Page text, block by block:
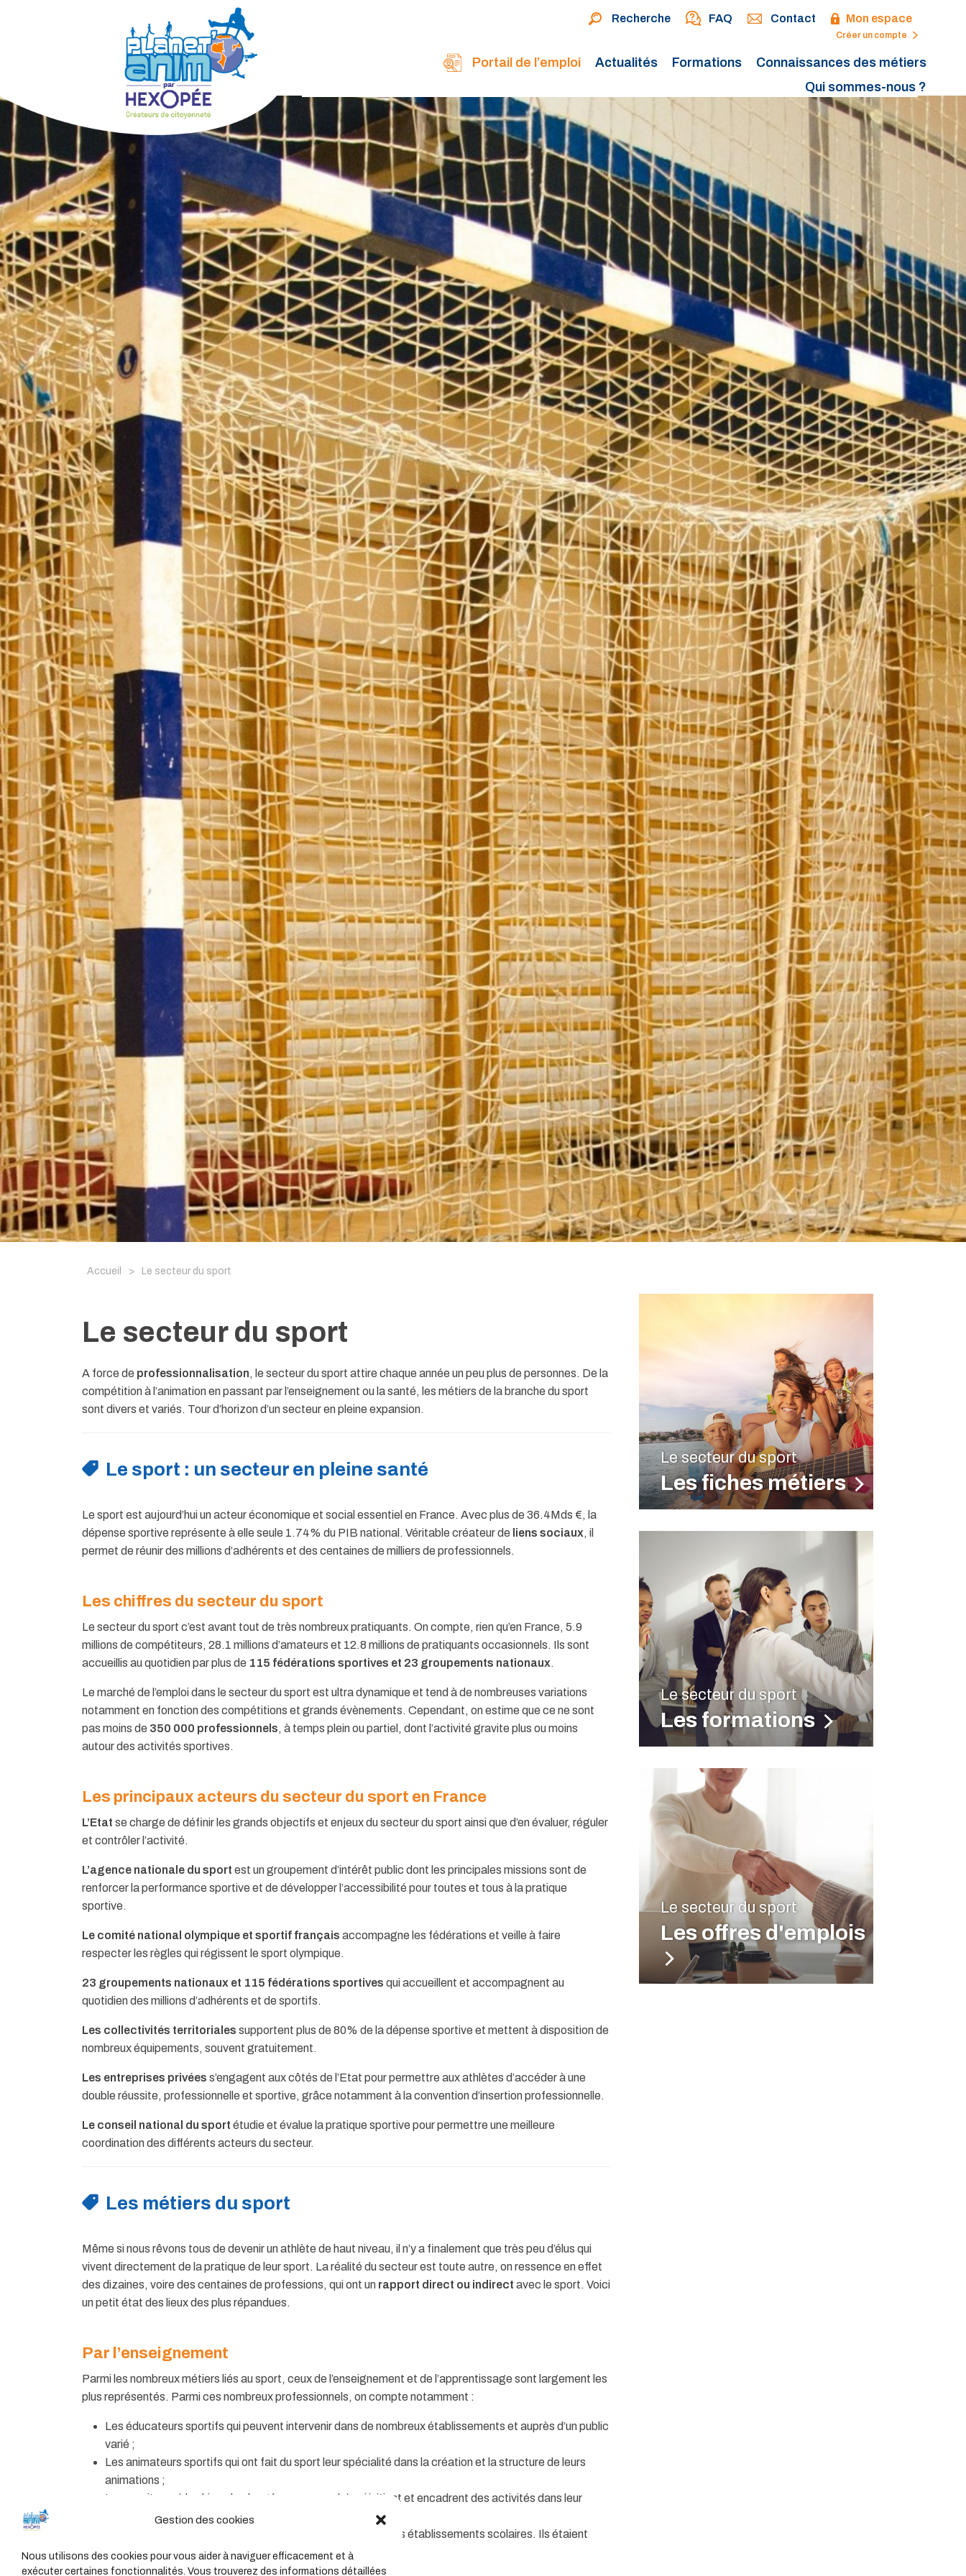
Gestion des cookies
Nous utilisons des cookies pour vous aider à naviguer efficacement et à
exécuter certaines fonctionnalités. Vous trouverez des informations détaillées
Recherche FAQ Contact Mon espace
Créer un compte
Portail de l’emploi Actualités Formations
Connaissances des métiers
Qui sommes-nous ?
Accueil > Le secteur du sport
Le secteur du sport
A force de professionnalisation, le secteur du sport attire chaque année un peu plus de personnes. De la
compétition à l’animation en passant par l’enseignement ou la santé, les métiers de la branche du sport
sont divers et variés. Tour d’horizon d’un secteur en pleine expansion.
Le sport : un secteur en pleine santé
Le sport est aujourd’hui un acteur économique et social essentiel en France. Avec plus de 36.4Mds €, la
dépense sportive représente à elle seule 1.74% du PIB national. Véritable créateur de liens sociaux, il
permet de réunir des millions d’adhérents et des centaines de milliers de professionnels.
Les chiffres du secteur du sport
Le secteur du sport c’est avant tout de très nombreux pratiquants. On compte, rien qu’en France, 5.9
millions de compétiteurs, 28.1 millions d’amateurs et 12.8 millions de pratiquants occasionnels. Ils sont
accueillis au quotidien par plus de 115 fédérations sportives et 23 groupements nationaux.
Le marché de l’emploi dans le secteur du sport est ultra dynamique et tend à de nombreuses variations
notamment en fonction des compétitions et grands évènements. Cependant, on estime que ce ne sont
pas moins de 350 000 professionnels, à temps plein ou partiel, dont l’activité gravite plus ou moins
autour des activités sportives.
Les principaux acteurs du secteur du sport en France
L’Etat se charge de définir les grands objectifs et enjeux du secteur du sport ainsi que d’en évaluer, réguler
et contrôler l’activité.
L’agence nationale du sport est un groupement d’intérêt public dont les principales missions sont de
renforcer la performance sportive et de développer l’accessibilité pour toutes et tous à la pratique
sportive.
Le comité national olympique et sportif français accompagne les fédérations et veille à faire
respecter les règles qui régissent le sport olympique.
23 groupements nationaux et 115 fédérations sportives qui accueillent et accompagnent au
quotidien des millions d’adhérents et de sportifs.
Les collectivités territoriales supportent plus de 80% de la dépense sportive et mettent à disposition de
nombreux équipements, souvent gratuitement.
Les entreprises privées s’engagent aux côtés de l’Etat pour permettre aux athlètes d’accéder à une
double réussite, professionnelle et sportive, grâce notamment à la convention d’insertion professionnelle.
Le conseil national du sport étudie et évalue la pratique sportive pour permettre une meilleure
coordination des différents acteurs du secteur.
Les métiers du sport
Même si nous rêvons tous de devenir un athlète de haut niveau, il n’y a finalement que très peu d’élus qui
vivent directement de la pratique de leur sport. La réalité du secteur est toute autre, on ressence en effet
des dizaines, voire des centaines de professions, qui ont un rapport direct ou indirect avec le sport. Voici
un petit état des lieux des plus répandues.
Par l’enseignement
Parmi les nombreux métiers liés au sport, ceux de l’enseignement et de l’apprentissage sont largement les
plus représentés. Parmi ces nombreux professionnels, on compte notamment :
Les éducateurs sportifs qui peuvent intervenir dans de nombreux établissements et auprès d’un public
varié ;
Les animateurs sportifs qui ont fait du sport leur spécialité dans la création et la structure de leurs
animations ;
Les moniteurs (de ski ou de plongée par exemple) qui initient et encadrent des activités dans leur
domaine de compétence ;
Les professeurs de sport ou d’EPS qui interviennent dans les établissements scolaires. Ils étaient
d’ailleurs près de 37 000 en 2021 ;
L’entraineur ;
Le secteur du sport
Les fiches métiers
Le secteur du sport
Les formations
Le secteur du sport
Les offres d'emplois